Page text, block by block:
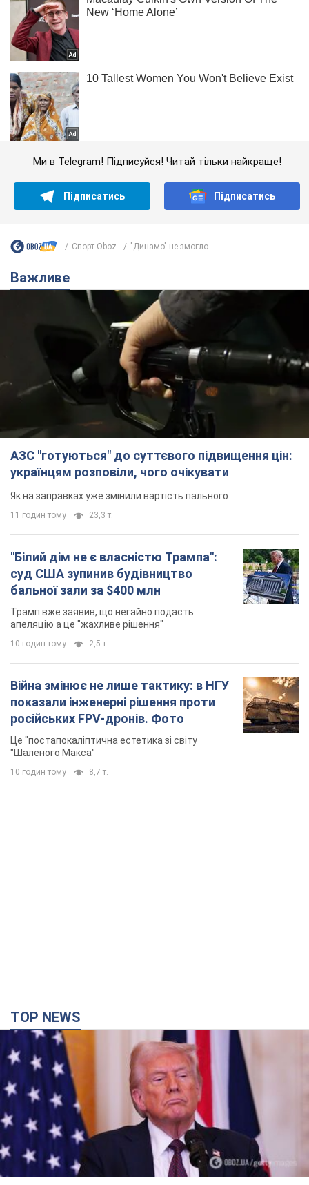
Ми в Telegram! Підписуйся! Читай тільки найкраще!
Підписатись Підписатись
Спорт Oboz "Динамо" не змогло...
Важливе
АЗС "готуються" до суттєвого підвищення цін:
українцям розповіли, чого очікувати
Як на заправках уже змінили вартість пального
11 годин тому 23,3 т.
"Білий дім не є власністю Трампа":
суд США зупинив будівництво
бальної зали за $400 млн
Трамп вже заявив, що негайно подасть
апеляцію а це "жахливе рішення"
10 годин тому 2,5 т.
Війна змінює не лише тактику: в НГУ
показали інженерні рішення проти
російських FPV-дронів. Фото
Це "постапокаліптична естетика зі світу
"Шаленого Макса"
10 годин тому 8,7 т.
TOP NEWS